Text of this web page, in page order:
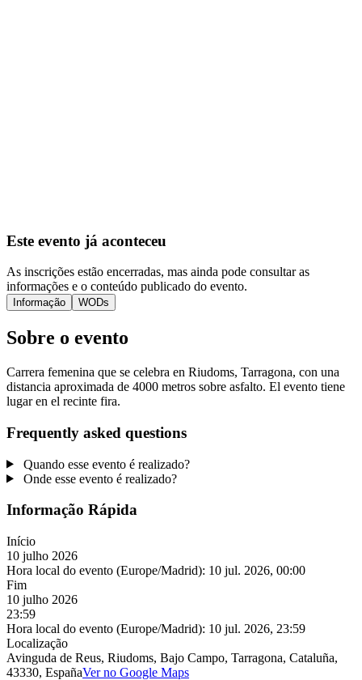
Este evento já aconteceu
As inscrições estão encerradas, mas ainda pode consultar as
informações e o conteúdo publicado do evento.
Informação WODs
Sobre o evento
Carrera femenina que se celebra en Riudoms, Tarragona, con una
distancia aproximada de 4000 metros sobre asfalto. El evento tiene
lugar en el recinte fira.
Frequently asked questions
Quando esse evento é realizado?
Onde esse evento é realizado?
Informação Rápida
Início
10 julho 2026
Hora local do evento (Europe/Madrid): 10 jul. 2026, 00:00
Fim
10 julho 2026
23:59
Hora local do evento (Europe/Madrid): 10 jul. 2026, 23:59
Localização
Avinguda de Reus, Riudoms, Bajo Campo, Tarragona, Cataluña,
43330, EspañaVer no Google Maps